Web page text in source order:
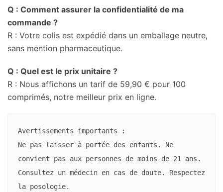
Q : Comment assurer la confidentialité de ma
commande ?
R : Votre colis est expédié dans un emballage neutre,
sans mention pharmaceutique.
Q : Quel est le prix unitaire ?
R : Nous affichons un tarif de 59,90 € pour 100
comprimés, notre meilleur prix en ligne.
Avertissements importants :
Ne pas laisser à portée des enfants. Ne
convient pas aux personnes de moins de 21 ans.
Consultez un médecin en cas de doute. Respectez
la posologie.